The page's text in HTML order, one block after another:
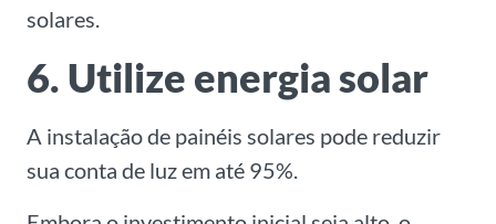
solares.
6. Utilize energia solar
A instalação de painéis solares pode reduzir
sua conta de luz em até 95%.